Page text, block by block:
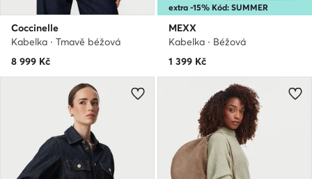
Coccinelle
Kabelka · Tmavě béžová
8 999 Kč
extra -15% Kód: SUMMER
MEXX
Kabelka · Béžová
1 399 Kč